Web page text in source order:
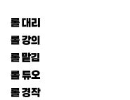
롤 대리
롤 강의
롤 맡김
롤 듀오
롤 경작